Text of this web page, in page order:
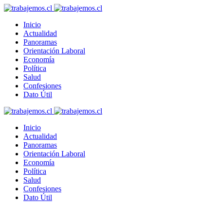
Inicio
Actualidad
Panoramas
Orientación Laboral
Economía
Política
Salud
Confesiones
Dato Útil
Inicio
Actualidad
Panoramas
Orientación Laboral
Economía
Política
Salud
Confesiones
Dato Útil